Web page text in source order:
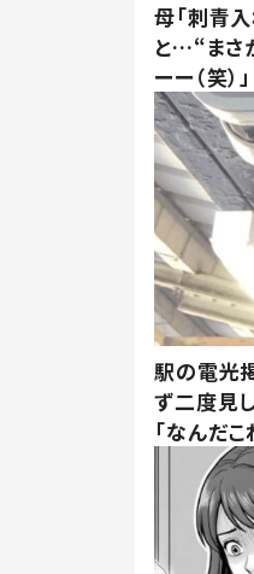
母「刺青
と…“まさ
ーー（笑）
駅の電光
ず二度見
「なんだこ